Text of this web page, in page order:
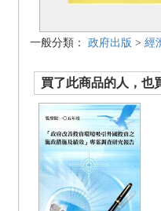
一般分類： 政府出版 > 經
買了此商品的人，也